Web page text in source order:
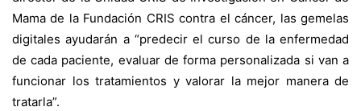
Mama de la Fundación CRIS contra el cáncer, las gemelas
digitales ayudarán a “predecir el curso de la enfermedad
de cada paciente, evaluar de forma personalizada si van a
funcionar los tratamientos y valorar la mejor manera de
tratarla”.